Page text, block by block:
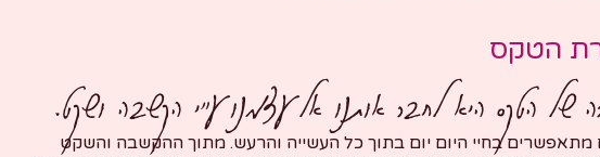
הטקס
של הטקס היא לחבר אותנו אל עצמנו ע"י הקשבה ושקט.
מתאפשרים בחיי היום יום בתוך כל העשייה והרעש. מתוך ההקשבה והשקט